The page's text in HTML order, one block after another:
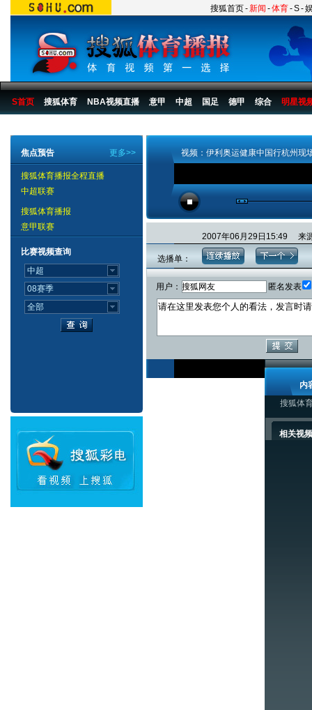
搜狐首页-新闻 -体育-S-
S首页 搜狐体育 NBA视频直播 意甲 中超 国足 德甲 综合 明星视
更多>>
焦点预告
搜狐体育播报全程直播
中超联赛
搜狐体育播报
意甲联赛
比赛视频查询
视频：伊利奥运健康中国行杭州现
2007年06月29日15:49 来
选播单：
用户： 匿名发表
内
搜狐体
相关视